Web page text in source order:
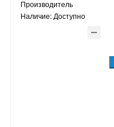
Производитель
Наличие: Доступно